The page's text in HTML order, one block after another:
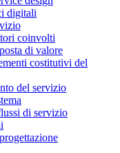
digitali
coinvolti
di valore
costitutivi del
del servizio
di servizio